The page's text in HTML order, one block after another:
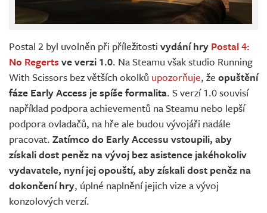
Postal 2 byl uvolněn při příležitosti vydání hry Postal 4:
No Regerts ve verzi 1.0. Na Steamu však studio Running
With Scissors bez větších okolků upozorňuje, že opuštění
fáze Early Access je spíše formalita. S verzí 1.0 souvisí
například podpora achievementů na Steamu nebo lepší
podpora ovladačů, na hře ale budou vývojáři nadále
pracovat. Zatímco do Early Accessu vstoupili, aby
získali dost peněz na vývoj bez asistence jakéhokoliv
vydavatele, nyní jej opouští, aby získali dost peněz na
dokončení hry, úplné naplnění jejich vize a vývoj
konzolových verzí.